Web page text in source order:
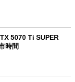
5070 Ti SUPER
時間